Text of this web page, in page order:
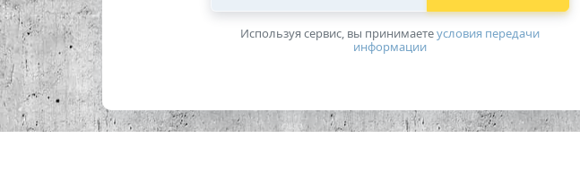
Используя сервис, вы принимаетeусловия передачи
информации